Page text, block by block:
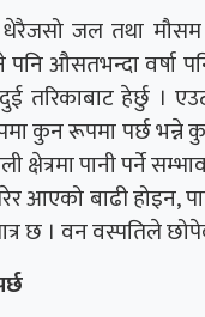
धेरैजसो जल तथा
औसतभन्दा वर्षा
तरिकाबाट हेर्छु ।
कुन रूपमा पर्छ भन्ने
क्षेत्रमा पानी पर्ने
आएको बाढी होइन,
छ । वन वस्पतिले